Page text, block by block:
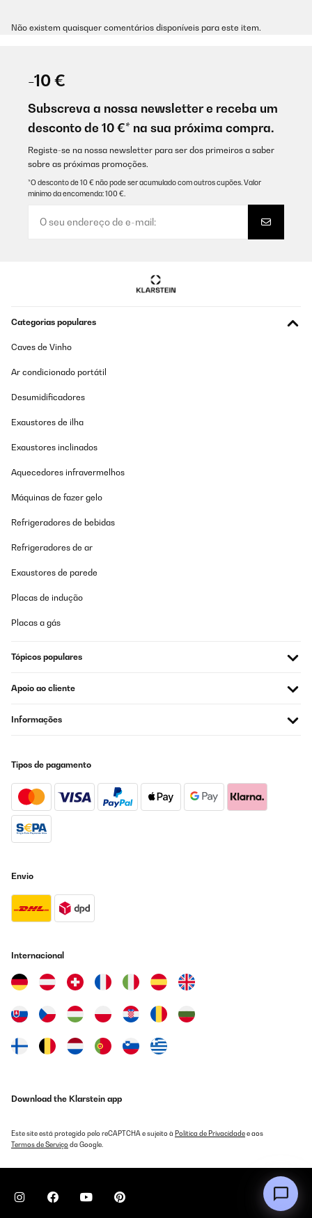
Não existem quaisquer comentários disponíveis para este item.
-10 €
Subscreva a nossa newsletter e receba um
desconto de 10 €* na sua próxima compra.
Registe-se na nossa newsletter para ser dos primeiros a saber
sobre as próximas promoções.
*O desconto de 10 € não pode ser acumulado com outros cupões. Valor
mínimo da encomenda: 100 €.
Categorias populares
Caves de Vinho
Ar condicionado portátil
Desumidificadores
Exaustores de ilha
Exaustores inclinados
Aquecedores infravermelhos
Máquinas de fazer gelo
Refrigeradores de bebidas
Refrigeradores de ar
Exaustores de parede
Placas de indução
Placas a gás
Tópicos populares
Apoio ao cliente
Informações
Tipos de pagamento
Envio
Internacional
Download the Klarstein app
Este site está protegido pelo reCAPTCHA e sujeito à Política de Privacidadee aos
Termos de Serviçoda Google.